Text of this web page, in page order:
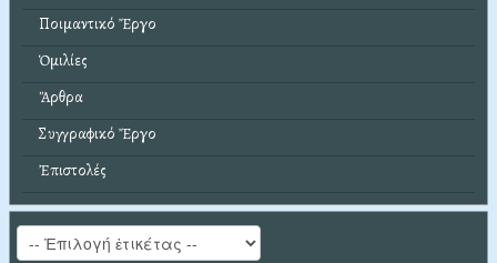
Ποιμαντικό Ἔργο
Ὁμιλίες
Ἄρθρα
Συγγραφικό Ἔργο
Ἐπιστολές